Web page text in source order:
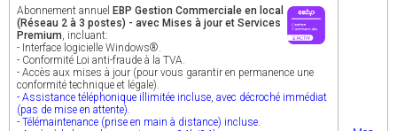
Abonnement annuel EBP Gestion Commerciale en local
(Réseau 2 à 3 postes) - avec Mises à jour et Services
Premium, incluant:
- Interface logicielle Windows®.
- Conformité Loi anti-fraude à la TVA.
- Accès aux mises à jour (pour vous garantir en permanence une
conformité technique et légale).
- Assistance téléphonique illimitée incluse, avec décroché immédiat
(pas de mise en attente).
- Télémaintenance (prise en main à distance) incluse.